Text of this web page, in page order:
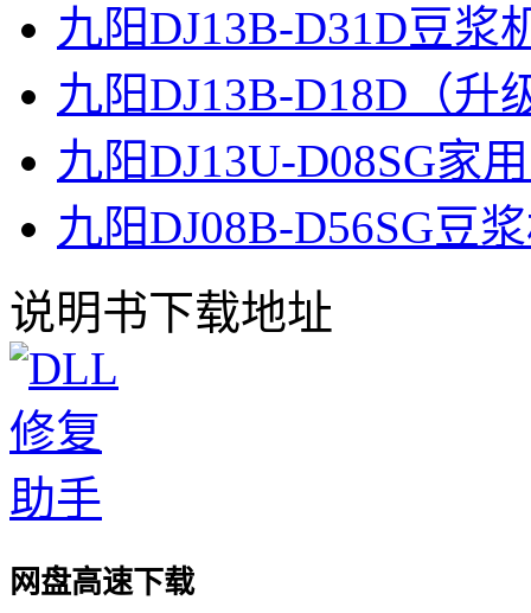
九阳DJ13B-D31D豆浆
九阳DJ13B-D18D（升
九阳DJ13U-D08SG家
九阳DJ08B-D56SG豆
说明书下载地址
网盘高速下载